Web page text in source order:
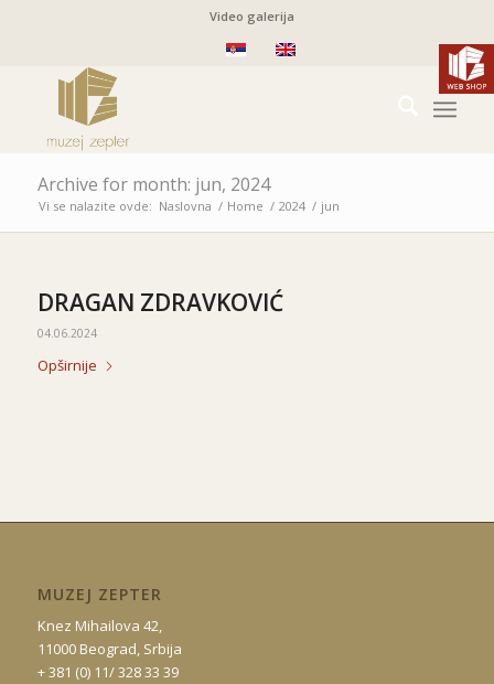
Video galerija
Archive for month: jun, 2024
Vi se nalazite ovde: Naslovna / Home / 2024 / jun
DRAGAN ZDRAVKOVIĆ
04.06.2024
Opširnije
MUZEJ ZEPTER
Knez Mihailova 42,
11000 Beograd, Srbija
+ 381 (0) 11/ 328 33 39